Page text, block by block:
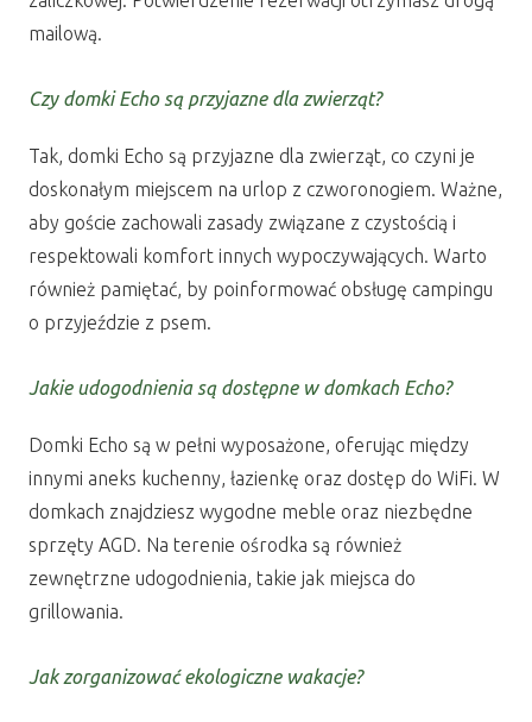
mailową.
Czy domki Echo są przyjazne dla zwierząt?
Tak, domki Echo są przyjazne dla zwierząt, co czyni je
doskonałym miejscem na urlop z czworonogiem. Ważne,
aby goście zachowali zasady związane z czystością i
respektowali komfort innych wypoczywających. Warto
również pamiętać, by poinformować obsługę campingu
o przyjeździe z psem.
Jakie udogodnienia są dostępne w domkach Echo?
Domki Echo są w pełni wyposażone, oferując między
innymi aneks kuchenny, łazienkę oraz dostęp do WiFi. W
domkach znajdziesz wygodne meble oraz niezbędne
sprzęty AGD. Na terenie ośrodka są również
zewnętrzne udogodnienia, takie jak miejsca do
grillowania.
Jak zorganizować ekologiczne wakacje?